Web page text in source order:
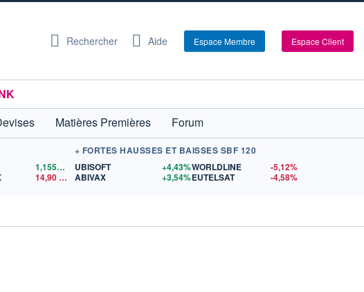
Rechercher Aide Espace Membre Espace Client
Matières Premières
Forum
1,1559$US
14,90
+ FORTES HAUSSES ET BAISSES SBF 120
UBISOFT
+4,43%
ABIVAX
+3,54%
WORLDLINE
-5,12%
EUTELSAT
-4,58%